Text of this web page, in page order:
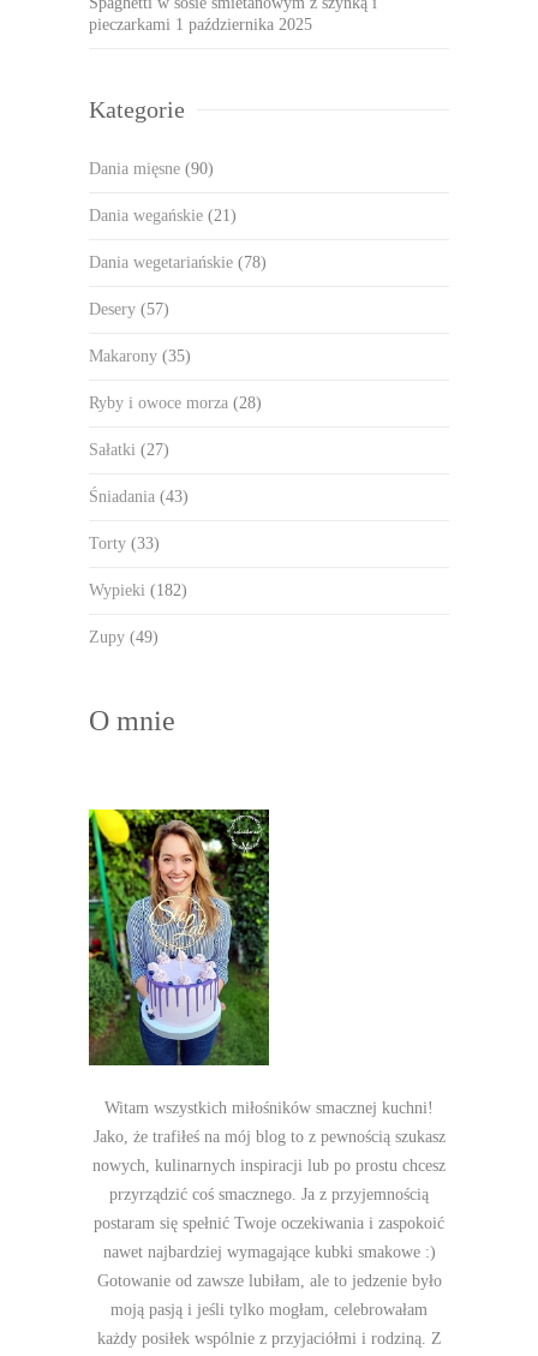
pieczarkami 1 października 2025
Kategorie
Dania mięsne (90)
Dania wegańskie (21)
Dania wegetariańskie (78)
Desery (57)
Makarony (35)
Ryby i owoce morza (28)
Sałatki (27)
Śniadania (43)
Torty (33)
Wypieki (182)
Zupy (49)
O mnie
Witam wszystkich miłośników smacznej kuchni!
Jako, że trafiłeś na mój blog to z pewnością szukasz
nowych, kulinarnych inspiracji lub po prostu chcesz
przyrządzić coś smacznego. Ja z przyjemnością
postaram się spełnić Twoje oczekiwania i zaspokoić
nawet najbardziej wymagające kubki smakowe :)
Gotowanie od zawsze lubiłam, ale to jedzenie było
moją pasją i jeśli tylko mogłam, celebrowałam
każdy posiłek wspólnie z przyjaciółmi i rodziną. Z